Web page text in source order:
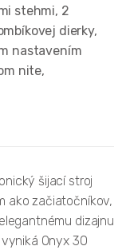
stehmi, 2
dierky,
nastavením
nite,
šijací stroj
ako začiatočníkov,
dizajnu
Onyx 30